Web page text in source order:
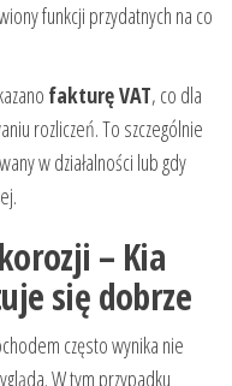
funkcji przydatnych na co
fakturę VAT, co dla
rozliczeń. To szczególnie
w działalności lub gdy
– Kia
się dobrze
często wynika nie
W tym przypadku